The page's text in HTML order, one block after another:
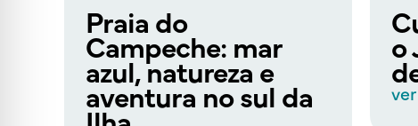
Praia do
Campeche: mar
azul, natureza e
aventura no sul da
o